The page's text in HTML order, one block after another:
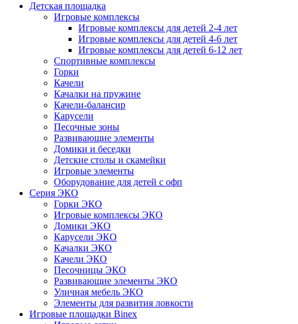
Детская площадка
Игровые комплексы
Игровые комплексы для детей 2-4 лет
Игровые комплексы для детей 4-6 лет
Игровые комплексы для детей 6-12 лет
Спортивные комплексы
Горки
Качели
Качалки на пружине
Качели-балансир
Карусели
Песочные зоны
Развивающие элементы
Домики и беседки
Детские столы и скамейки
Игровые элементы
Оборудование для детей с офп
Серия ЭКО
Горки ЭКО
Игровые комплексы ЭКО
Домики ЭКО
Карусели ЭКО
Качалки ЭКО
Качели ЭКО
Песочницы ЭКО
Развивающие элементы ЭКО
Уличная мебель ЭКО
Элементы для развития ловкости
Игровые площадки Binex